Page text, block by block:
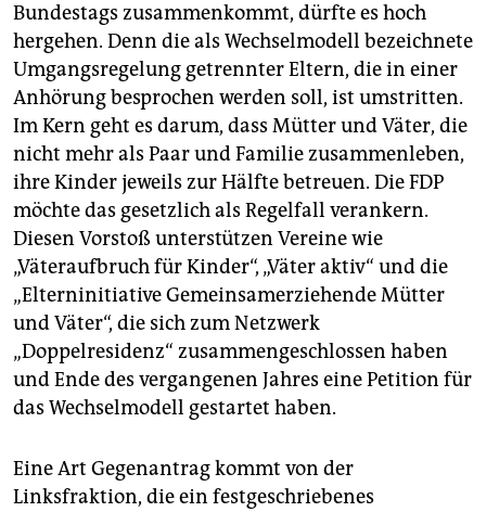
abo
genossenschaft
epaper login
Bundestags zusammenkommt, dürfte es hoch
hergehen. Denn die als Wechselmodell bezeichnete
Umgangsregelung getrennter Eltern, die in einer
Anhörung besprochen werden soll, ist umstritten.
Im Kern geht es darum, dass Mütter und Väter, die
nicht mehr als Paar und Familie zusammenleben,
ihre Kinder jeweils zur Hälfte betreuen. Die FDP
möchte das gesetzlich als Regelfall verankern.
Diesen Vorstoß unterstützen Vereine wie
„Väteraufbruch für Kinder“, „Väter aktiv“ und die
„Elterninitiative Gemeinsamerziehende Mütter
und Väter“, die sich zum Netzwerk
„Doppelresidenz“ zusammengeschlossen haben
und Ende des vergangenen Jahres eine Petition für
das Wechselmodell gestartet haben.
Eine Art Gegenantrag kommt von der
Linksfraktion, die ein festgeschriebenes